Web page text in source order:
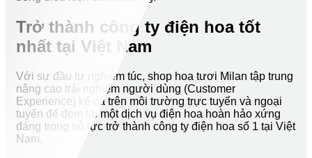
Trở thành công ty điện hoa tốt
nhất tại Việt Nam
Với sự đầu tư nghiêm túc, shop hoa tươi Milan tập trung
nâng cao trải nghiệm người dùng (Customer
Experience) kể cả trên môi trường trực tuyến và ngoại
tuyến để đem lại một dịch vụ điện hoa hoàn hảo xứng
đáng trong nỗ lực trở thành công ty điện hoa số 1 tại Việt
Nam.